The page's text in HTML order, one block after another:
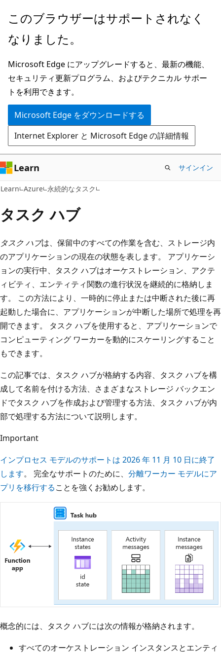
メ
ン
ン
テ
ン
ツ
に
ス
キ
ッ
プ
このブラウザーはサポートされなく
なりました。
Microsoft Edge にアップグレードすると、最新の機能、
セキュリティ更新プログラム、およびテクニカル サポー
トを利用できます。
Microsoft Edge をダウンロードする
Internet Explorer と Microsoft Edge の詳細情報
Learn サインイン
Learn Azure 永続的なタスク
タスク ハブ
タスク ハブは、保留中のすべての作業を含む、ストレージ内
のアプリケーションの現在の状態を表します。 アプリケーシ
ョンの実行中、タスク ハブはオーケストレーション、アクテ
ィビティ、エンティティ関数の進行状況を継続的に格納しま
す。 この方法により、一時的に停止または中断された後に再
起動した場合に、アプリケーションが中断した場所で処理を再
開できます。 タスク ハブを使用すると、アプリケーションで
コンピューティング ワーカーを動的にスケーリングすること
もできます。
この記事では、タスク ハブが格納する内容、タスク ハブを構
成して名前を付ける方法、さまざまなストレージ バックエン
ドでタスク ハブを作成および管理する方法、タスク ハブが内
部で処理する方法について説明します。
Important
インプロセス モデルのサポートは 2026 年 11 月 10 日に終了
します。 完全なサポートのために、 分離ワーカー モデルにア
プリを移行することを強くお勧めします。
概念的には、タスク ハブには次の情報が格納されます。
すべてのオーケストレーション インスタンスとエンティ